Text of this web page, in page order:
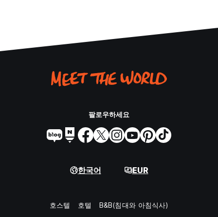
팔로우하세요
한국어 EUR
호스텔 호텔 B&B(침대와 아침식사)